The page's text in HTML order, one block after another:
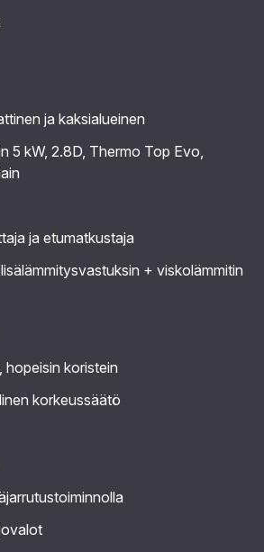
ja kaksialueinen
5 kW, 2.8D, Thermo Top Evo,
ja etumatkustaja
+ viskolämmitin
hopeisin koristein
korkeussäätö